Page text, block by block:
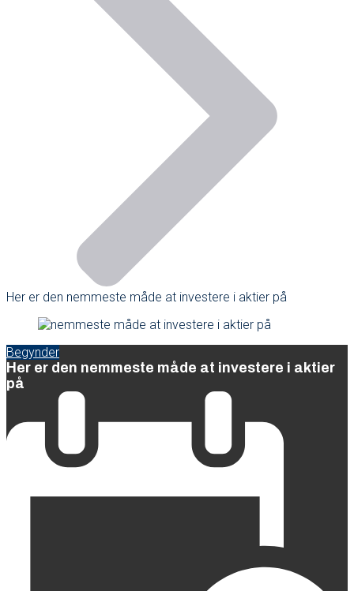
Her er den nemmeste måde at investere i aktier på
Begynder
Her er den nemmeste måde at investere i aktier
på